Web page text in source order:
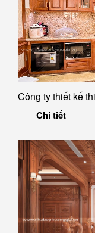
Công ty thiết kế
Chi tiết